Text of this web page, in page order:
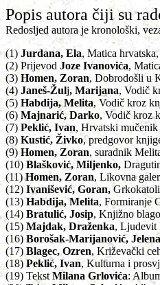
Popis autora čiji su
Redosljed autora je kronološki,
(1) Jurdana, Ela, Matica
(2) Prijevod Joze Ivanovića,
(3) Homen, Zoran, Dobrodošli u
(4) Janeš-Žulj, Marijana, Vodič
(5) Habdija, Melita, Vodič kroz
(6) Majnarić, Darko, Vodič kroz
(7) Peklić, Ivan, Hrvatski
(8) Kustić, Živko, predgovor
(9) Homen, Zoran, suradnik
(10) Blašković, Miljenko,
(11)Homen, Zoran, Likovna
(12) Ivanišević, Goran,
(13) Habdija, Melita, Formiranje
(14) Bratulić, Josip, Knjižno
(15) Majdak, Draženka, Ljudevit
(16)Borošak-Marijanović, Jelena
(17) Blagec, Ozren, Križevački
(18) Peklić, Ivan, Kulturna i
(19) Tekst Milana Grlovića: